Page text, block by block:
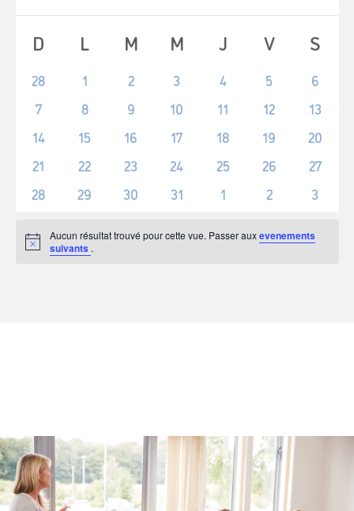
une
date.
de
Événements
D L M M J V S
0
28
0
1
0
2
0
3
0
4
0
5
0
6
0
7
0
8
0
9
0
10
0
11
0
12
0
13
0
14
0
15
0
16
0
17
0
18
0
19
0
20
0
21
0
22
0
23
0
24
0
25
0
26
0
27
0
28
0
29
0
30
0
31
0
1
0
2
0
3
Aucun résultat trouvé pour cette vue. Passer auxevenements
suivants .